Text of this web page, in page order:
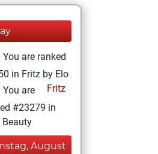
You are ranked
in Fritz by Elo
Fritz
You are
#23279 in
Beauty
August